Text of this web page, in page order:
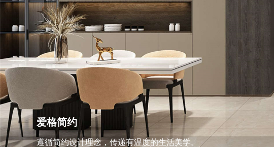
爱格简约
遵循简约设计理念，传递有温度的生活美学。